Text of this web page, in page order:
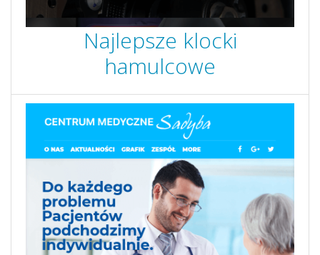
Najlepsze klocki
hamulcowe